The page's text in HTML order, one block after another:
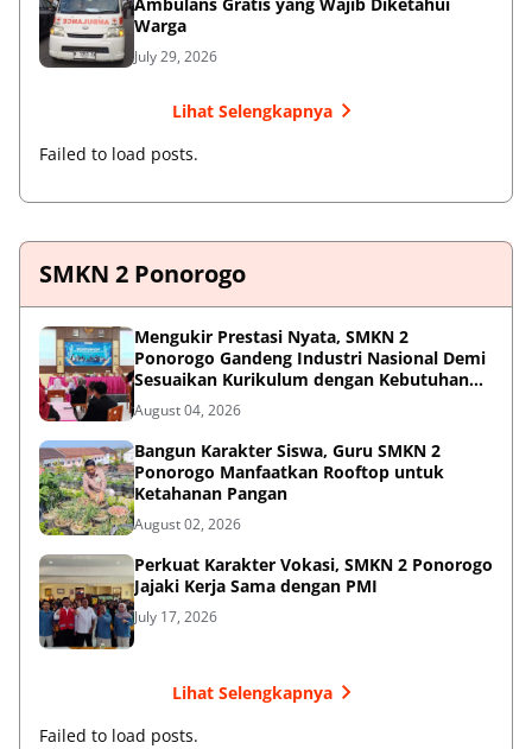
Ambulans Gratis yang Wajib Diketahui
Warga
July 29, 2026
Lihat Selengkapnya
Failed to load posts.
SMKN 2 Ponorogo
Mengukir Prestasi Nyata, SMKN 2
Ponorogo Gandeng Industri Nasional Demi
Sesuaikan Kurikulum dengan Kebutuhan
Dunia Kerja
August 04, 2026
Bangun Karakter Siswa, Guru SMKN 2
Ponorogo Manfaatkan Rooftop untuk
Ketahanan Pangan
August 02, 2026
Perkuat Karakter Vokasi, SMKN 2 Ponorogo
Jajaki Kerja Sama dengan PMI
July 17, 2026
Lihat Selengkapnya
Failed to load posts.